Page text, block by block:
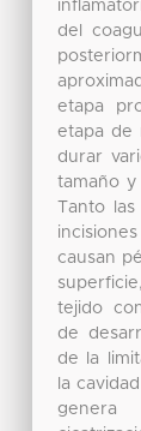
del
etapa
etapa de
durar
tamaño
Tanto
causan
tejido
de
de la
la